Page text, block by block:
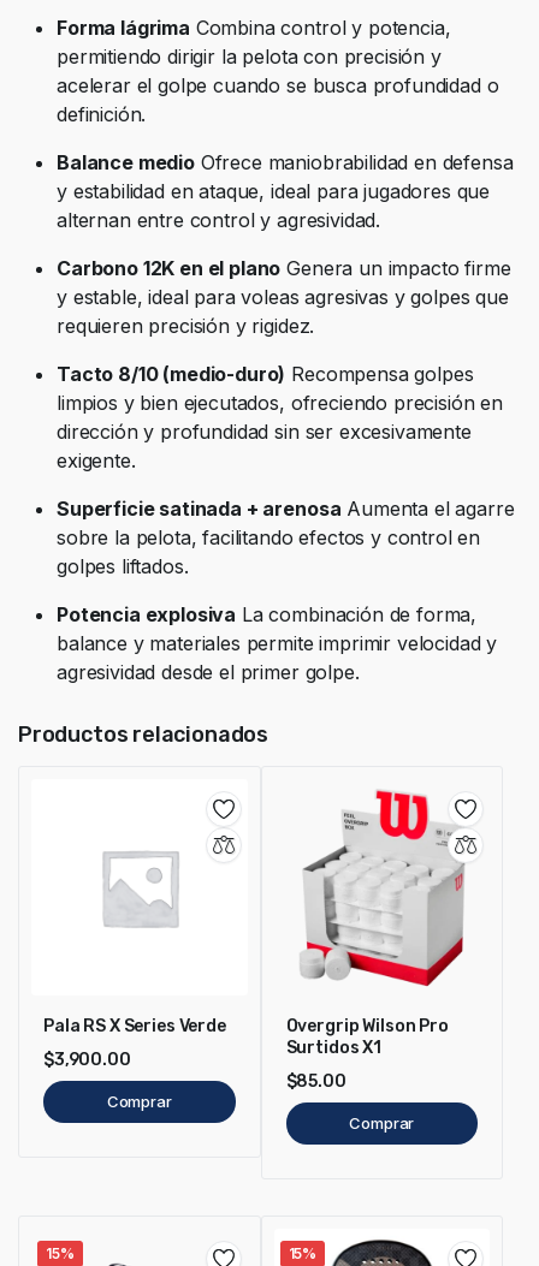
Forma lágrima Combina control y potencia,
permitiendo dirigir la pelota con precisión y
acelerar el golpe cuando se busca profundidad o
definición.
Balance medioOfrece maniobrabilidad en defensa
y estabilidad en ataque, ideal para jugadores que
alternan entre control y agresividad.
Carbono 12K en el plano Genera un impacto firme
y estable, ideal para voleas agresivas y golpes que
requieren precisión y rigidez.
Tacto 8/10 (medio-duro) Recompensa golpes
limpios y bien ejecutados, ofreciendo precisión en
dirección y profundidad sin ser excesivamente
exigente.
Superficie satinada + arenosa Aumenta el agarre
sobre la pelota, facilitando efectos y control en
golpes liftados.
Potencia explosiva La combinación de forma,
balance y materiales permite imprimir velocidad y
agresividad desde el primer golpe.
Productos relacionados
Pala RS X Series Verde
$3,900.00
Comprar
Overgrip Wilson Pro
Surtidos X1
$85.00
Comprar
15% 15%